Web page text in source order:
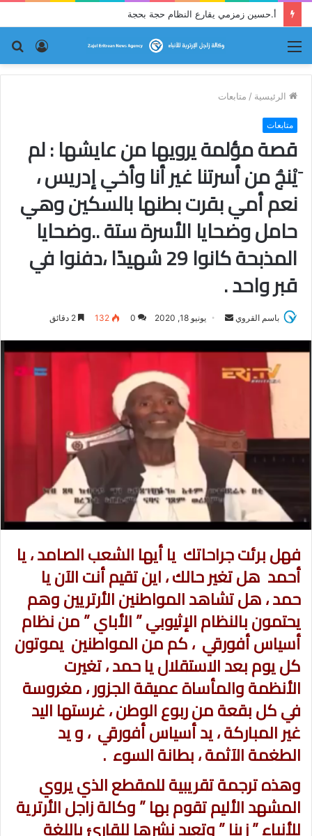
أ.حسين زمزمي يقارع النظام حجة بحجة
تسجيل
الدخول
الرئيسية / متابعات
متابعات
قصة مؤلمة يرويها من عايشها : لم
َيْنجُ من أسرتنا غير أنا وأخي إدريس ،
نعم أمي بقرت بطنها بالسكين وهي
حامل وضحايا الأسرة ستة ..وضحايا
المذبحة كانوا 29 شهيدًا ،دفنوا في
قبر واحد .
باسم القروي
س
ل
د
ا
ك
ت
و
ن
ي
ا
يونيو 18, 2020 0
132
فهل برئت جراحاتك يا أيها الشعب الصامد ، يا
أحمد هل تغير حالك ، اين تقيم أنت الآن يا
حمد ، هل تشاهد المواطنين الأرتريين وهم
يحتمون بالنظام الإثيوبي ” الأباي ” من نظام
أسياس أفورقي ، كم من المواطنين يموتون
كل يوم بعد الاستقلال يا حمد ، تغيرت
الأنظمة والمأساة عميقة الجزور ، مغروسة
في كل بقعة من ربوع الوطن ، غرستها اليد
غير المباركة ، يد أسياس أفورقي ، و يد
الطغمة الآثمة ، بطانة السوء .
وهذه ترجمة تقريبية للمقطع الذي يروي
المشهد الأليم تقوم بها ” وكالة زاجل الأرترية
للأنباء ” زينا ” وتعيد نشرها للقارئ باللغة